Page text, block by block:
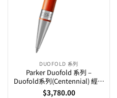
DUOFOLD 系列
Parker Duofold 系列 –
Duofold系列(Centennial) 經典
橘紅銀夾原子筆 (1931379)
$3,780.00